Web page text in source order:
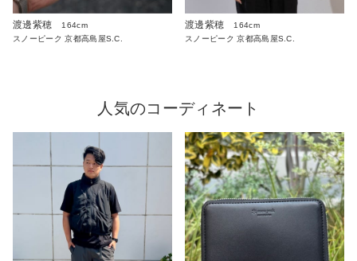
渡邊紫穂
164cm
スノーピーク 京都高島屋S.C.
渡邊紫穂
164cm
スノーピーク 京都高島屋S.C.
人気のコーディネート